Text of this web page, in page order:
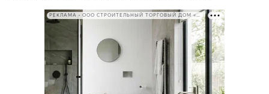
РЕКЛАМА • ООО СТРОИТЕЛЬНЫЙ ТОРГОВЫЙ ДОМ «ПЕТРОВИЧ». ИНН: 7802348846